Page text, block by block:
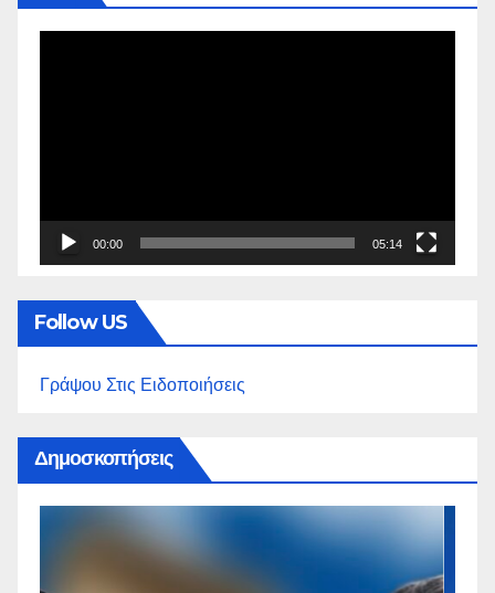
00:00 05:14
Follow US
Γράψου Στις Ειδοποιήσεις
Δημοσκοπήσεις